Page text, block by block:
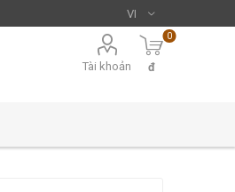
Tài khoản
0
đ